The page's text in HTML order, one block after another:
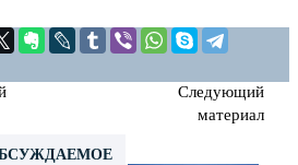
Следующий
материал